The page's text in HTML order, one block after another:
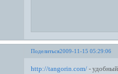
Поделиться2009-11-15 05:29:06
http://tangorin.com/ - удобный